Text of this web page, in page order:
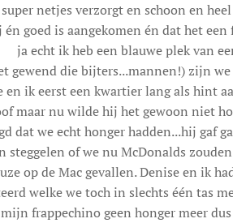
netjes verzorgt en schoon en
goed is aangekomen én dat het
ja echt ik heb een blauwe plek van
gewend die bijters...mannen!) zijn we
ik eerst een kwartier lang als hint
maar nu wilde hij het gewoon niet
dat we echt honger hadden...hij gaf
of we nu McDonalds
op de Mac gevallen. Denise en ik
welke we toch in slechts één tas
frappechino geen honger meer